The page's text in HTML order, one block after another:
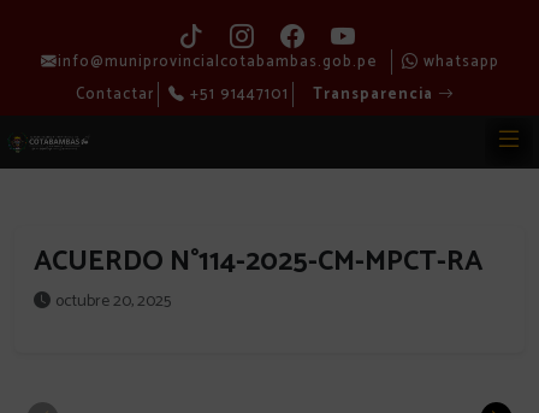
info@muniprovincialcotabambas.gob.pe
whatsapp
Contactar
+51 91447101 Transparencia
ACUERDO N°114-2025-CM-MPCT-RA
octubre 20, 2025